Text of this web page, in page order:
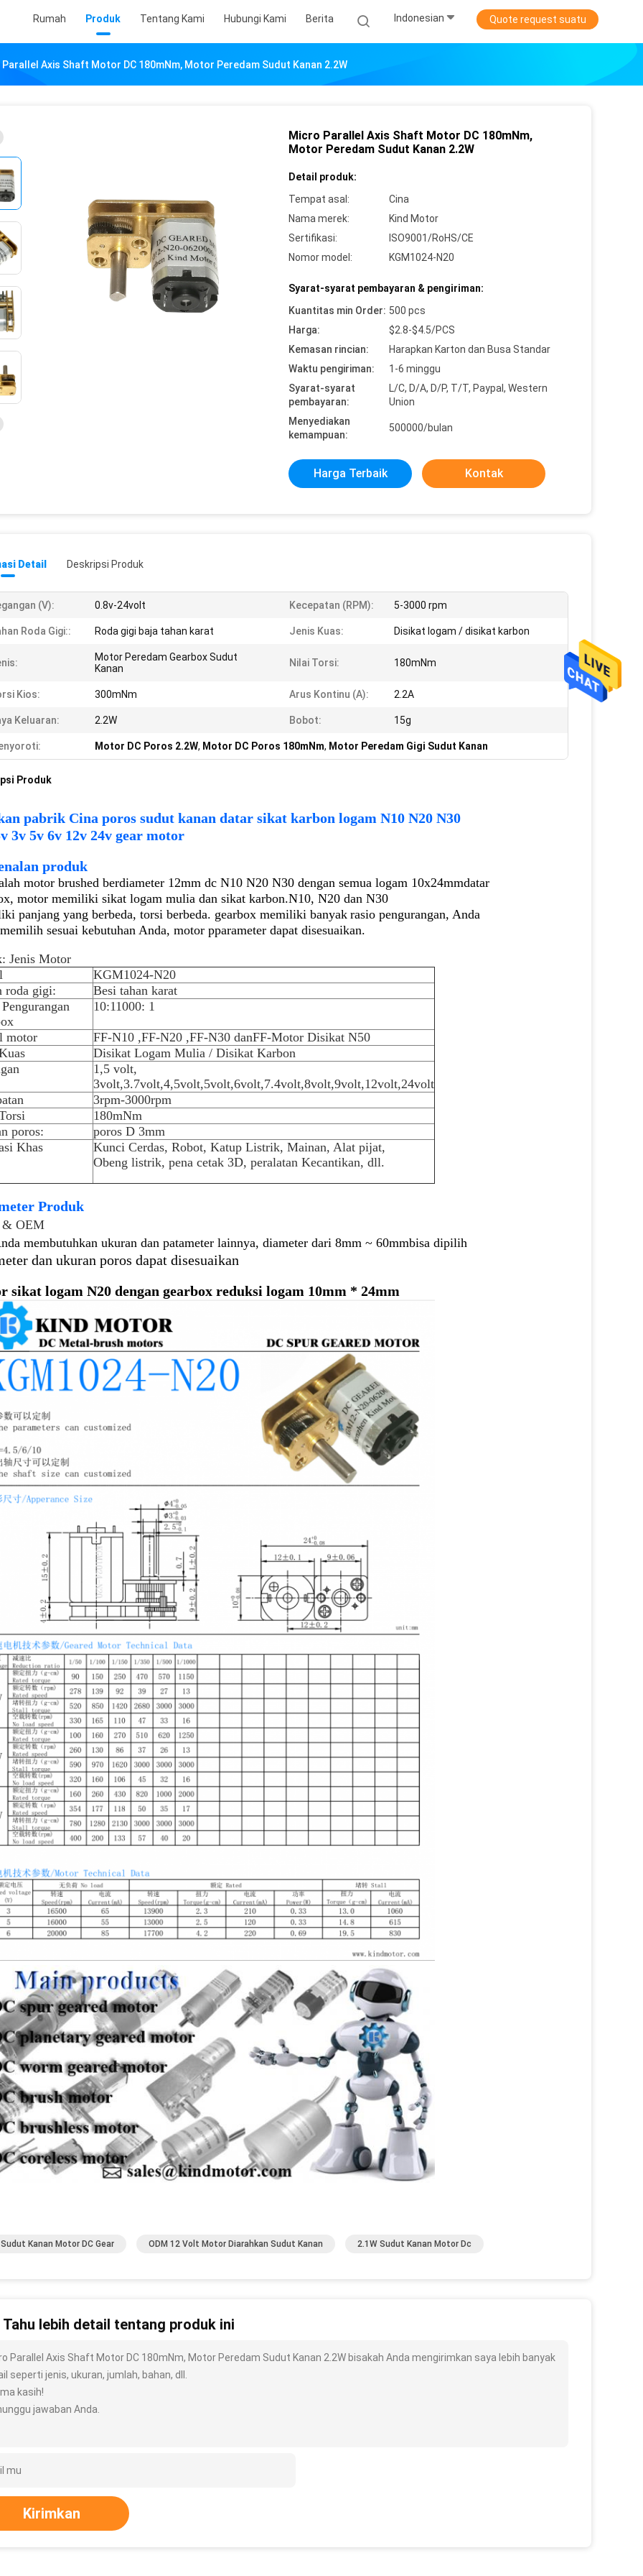
Rumah Produk Tentang Kami Hubungi Kami Berita Indonesian Quote request suatu
Axis Shaft Motor DC 180mNm, Motor Peredam Sudut Kanan 2.2W
Micro Parallel Axis Shaft Motor DC 180mNm,
Motor Peredam Sudut Kanan 2.2W
Detail produk:
Tempat asal:
Cina
Nama merek:
Kind Motor
Sertifikasi:
ISO9001/RoHS/CE
Nomor model:
KGM1024-N20
Syarat-syarat pembayaran & pengiriman:
Kuantitas min Order: 500 pcs
Harga:
$2.8-$4.5/PCS
Kemasan rincian:
Harapkan Karton dan Busa Standar
Waktu pengiriman:
1-6 minggu
Syarat-syarat
pembayaran:
L/C, D/A, D/P, T/T, Paypal, Western
Union
Menyediakan
kemampuan:
500000/bulan
Harga Terbaik Kontak
Detail Deskripsi Produk
(V): 0.8v-24volt Kecepatan (RPM): 5-3000 rpm
Roda Gigi:: Roda gigi baja tahan karat Jenis Kuas: Disikat logam / disikat karbon
Motor Peredam Gearbox Sudut
Kanan
Nilai Torsi: 180mNm
Kios: 300mNm Arus Kontinu (A): 2.2A
Keluaran: 2.2W Bobot: 15g
Motor DC Poros 2.2W, Motor DC Poros 180mNm, Motor Peredam Gigi Sudut Kanan
Produk
pabrik Cina poros sudut kanan datar sikat karbon logam N10 N20 N30
3v 5v 6v 12v 24v gear motor
produk
motor brushed berdiameter 12mm dc N10 N20 N30 dengan semua logam 10x24mmdatar
motor memiliki sikat logam mulia dan sikat karbon.N10, N20 dan N30
panjang yang berbeda, torsi berbeda. gearbox memiliki banyak rasio pengurangan, Anda
sesuai kebutuhan Anda, motor pparameter dapat disesuaikan.
Jenis Motor
KGM1024-N20
roda gigi:
Besi tahan karat
10:11000: 1
motor FF-N10 ,FF-N20 ,FF-N30 danFF-Motor Disikat N50
Disikat Logam Mulia / Disikat Karbon
1,5 volt,
3volt,3.7volt,4,5volt,5volt,6volt,7.4volt,8volt,9volt,12volt,24volt
3rpm-3000rpm
180mNm
poros:
poros D 3mm
Khas
Kunci Cerdas, Robot, Katup Listrik, Mainan, Alat pijat,
Obeng listrik, pena cetak 3D, peralatan Kecantikan, dll.
Produk
OEM
membutuhkan ukuran dan patameter lainnya, diameter dari 8mm ~ 60mmbisa dipilih
dan ukuran poros dapat disesuaikan
sikat logam N20 dengan gearbox reduksi logam 10mm * 24mm
Kanan Motor DC Gear ODM 12 Volt Motor Diarahkan Sudut Kanan 2.1W Sudut Kanan Motor Dc
Tahu lebih detail tentang produk ini
Parallel Axis Shaft Motor DC 180mNm, Motor Peredam Sudut Kanan 2.2W bisakah Anda mengirimkan saya lebih banyak
seperti jenis, ukuran, jumlah, bahan, dll.
kasih!
jawaban Anda.
Kirimkan